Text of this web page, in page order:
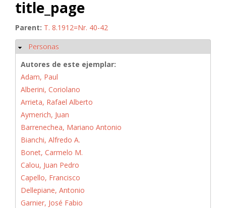
title_page
Parent: T. 8.1912=Nr. 40-42
Ocultar
Personas
Autores de este ejemplar:
Adam, Paul
Alberini, Coriolano
Arrieta, Rafael Alberto
Aymerich, Juan
Barrenechea, Mariano Antonio
Bianchi, Alfredo A.
Bonet, Carmelo M.
Calou, Juan Pedro
Capello, Francisco
Dellepiane, Antonio
Garnier, José Fabio